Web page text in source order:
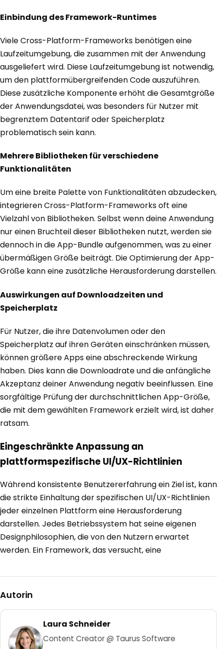
Einbindung des Framework-Runtimes
Viele Cross-Platform-Frameworks benötigen eine
Laufzeitumgebung, die zusammen mit der Anwendung
ausgeliefert wird. Diese Laufzeitumgebung ist notwendig,
um den plattformübergreifenden Code auszuführen.
Diese zusätzliche Komponente erhöht die Gesamtgröße
der Anwendungsdatei, was besonders für Nutzer mit
begrenztem Datentarif oder Speicherplatz
problematisch sein kann.
Mehrere Bibliotheken für verschiedene
Funktionalitäten
Um eine breite Palette von Funktionalitäten abzudecken,
integrieren Cross-Platform-Frameworks oft eine
Vielzahl von Bibliotheken. Selbst wenn deine Anwendung
nur einen Bruchteil dieser Bibliotheken nutzt, werden sie
dennoch in die App-Bundle aufgenommen, was zu einer
übermäßigen Größe beiträgt. Die Optimierung der App-
Größe kann eine zusätzliche Herausforderung darstellen.
Auswirkungen auf Downloadzeiten und
Speicherplatz
Für Nutzer, die ihre Datenvolumen oder den
Speicherplatz auf ihren Geräten einschränken müssen,
können größere Apps eine abschreckende Wirkung
haben. Dies kann die Downloadrate und die anfängliche
Akzeptanz deiner Anwendung negativ beeinflussen. Eine
sorgfältige Prüfung der durchschnittlichen App-Größe,
die mit dem gewählten Framework erzielt wird, ist daher
ratsam.
Eingeschränkte Anpassung an
plattformspezifische UI/UX-Richtlinien
Während konsistente Benutzererfahrung ein Ziel ist, kann
die strikte Einhaltung der spezifischen UI/UX-Richtlinien
jeder einzelnen Plattform eine Herausforderung
darstellen. Jedes Betriebssystem hat seine eigenen
Designphilosophien, die von den Nutzern erwartet
werden. Ein Framework, das versucht, eine
Autorin
Laura Schneider
Content Creator @ Taurus Software